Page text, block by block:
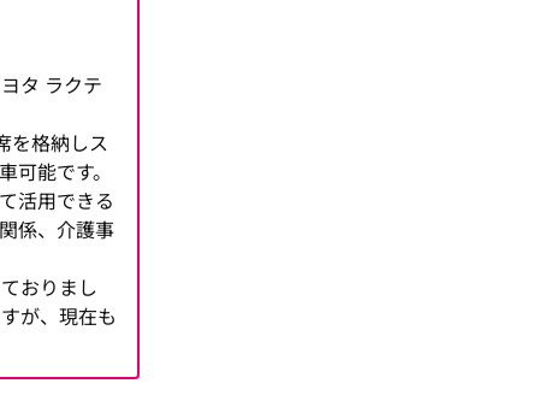
タ ラクテ
を格納しス
能です。
活用できる
係、介護事
おりまし
が、現在も